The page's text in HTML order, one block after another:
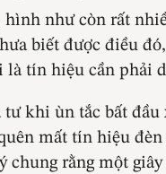
hình như còn rất
biết được điều
là tín hiệu cần phải
tư khi ùn tắc bất đầu
mất tín hiệu đèn
chung rằng một giây